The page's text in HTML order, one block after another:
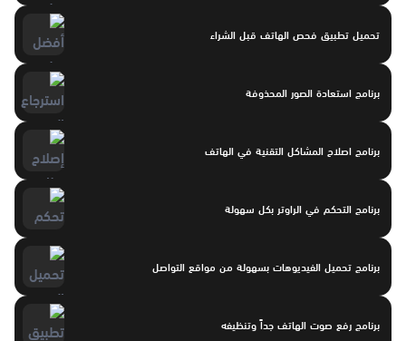
تحميل تطبيق فحص الهاتف قبل الشراء
برنامج استعادة الصور المحذوفة
برنامج اصلاح المشاكل التقنية في الهاتف
برنامج التحكم في الراوتر بكل سهولة
برنامج تحميل الفيديوهات بسهولة من مواقع التواصل
برنامج رفع صوت الهاتف جداً وتنظيفه